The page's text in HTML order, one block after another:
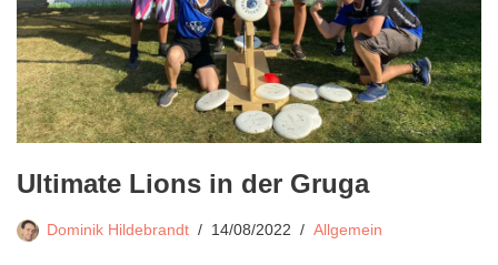
Ultimate Lions in der Gruga
Dominik Hildebrandt 14/08/2022 Allgemein